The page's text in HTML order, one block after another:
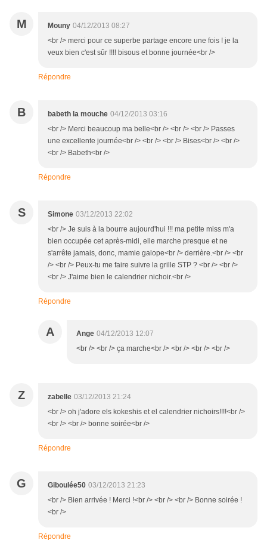
M Mouny 04/12/2013 08:27
<br /> merci pour ce superbe partage encore une fois ! je la
veux bien c'est sûr !!!! bisous et bonne journée<br />
Répondre
B babeth la mouche 04/12/2013 03:16
<br /> Merci beaucoup ma belle<br /> <br /> <br /> Passes
une excellente journée<br /> <br /> <br /> Bises<br /> <br />
<br /> Babeth<br />
Répondre
S Simone 03/12/2013 22:02
<br /> Je suis à la bourre aujourd'hui !!! ma petite miss m'a
bien occupée cet après-midi, elle marche presque et ne
s'arrête jamais, donc, mamie galope<br /> derrière.<br /> <br
/> <br /> Peux-tu me faire suivre la grille STP ? <br /> <br />
<br /> J'aime bien le calendrier nichoir.<br />
Répondre
A Ange 04/12/2013 12:07
<br /> <br /> ça marche<br /> <br /> <br /> <br />
Z zabelle 03/12/2013 21:24
<br /> oh j'adore els kokeshis et el calendrier nichoirs!!!!<br />
<br /> <br /> bonne soirée<br />
Répondre
G Giboulée50 03/12/2013 21:23
<br /> Bien arrivée ! Merci !<br /> <br /> <br /> Bonne soirée !
<br />
Répondre